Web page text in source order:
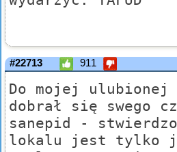
#22713 911
Do mojej ulubionej
dobrał się swego
sanepid -
lokalu jest tylko